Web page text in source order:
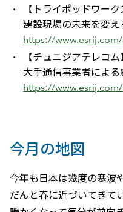
【トライポッドワーク
建設現場の未来を変
https://
【チュニジアテレコム
大手通信事業者によ
https://
今月の地図
今年も日本は幾度の寒波
だんと春に近づいてきてい